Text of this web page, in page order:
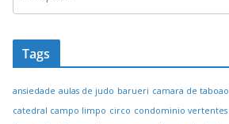
Tags
ansiedade aulas de judo barueri camara de taboao
catedral campo limpo circo condominio vertentes